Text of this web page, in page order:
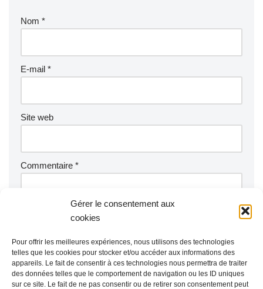
Gérer le consentement aux
cookies
Pour offrir les meilleures expériences, nous utilisons des technologies
telles que les cookies pour stocker et/ou accéder aux informations des
appareils. Le fait de consentir à ces technologies nous permettra de traiter
des données telles que le comportement de navigation ou les ID uniques
sur ce site. Le fait de ne pas consentir ou de retirer son consentement peut
Nom *
E-mail *
Site web
Commentaire *